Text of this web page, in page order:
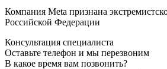
Компания Meta признана
Российской Федерации
Консультация специалиста
Оставьте телефон и мы перезвоним
В какое время вам позвонить?